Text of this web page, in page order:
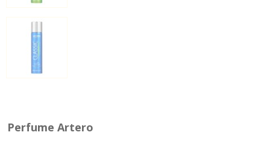
Perfume Artero